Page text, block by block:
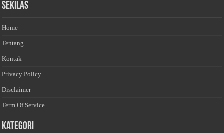
Sekilas
Home
Tentang
Kontak
Privacy Policy
Disclaimer
Term Of Service
Kategori